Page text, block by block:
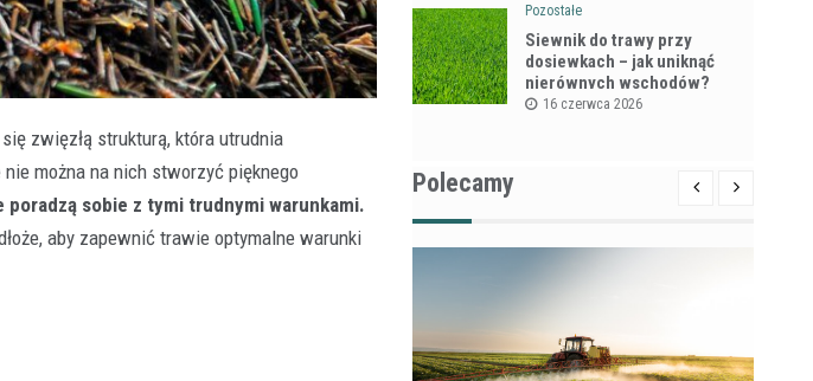
zwięzłą strukturą, która utrudnia
można na nich stworzyć pięknego
sobie z tymi trudnymi warunkami.
aby zapewnić trawie optymalne warunki
Pozostałe
Siewnik do trawy przy
dosiewkach – jak uniknąć
nierównych wschodów?
16 czerwca 2026
Polecamy